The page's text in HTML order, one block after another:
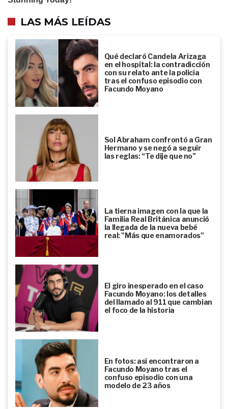
LAS MÁS LEÍDAS
Qué declaró Candela Arizaga
en el hospital: la contradicción
con su relato ante la policía
tras el confuso episodio con
Facundo Moyano
Sol Abraham confrontó a Gran
Hermano y se negó a seguir
las reglas: “Te dije que no”
La tierna imagen con la que la
Familia Real Británica anunció
la llegada de la nueva bebé
real: "Más que enamorados"
El giro inesperado en el caso
Facundo Moyano: los detalles
del llamado al 911 que cambian
el foco de la historia
En fotos: así encontraron a
Facundo Moyano tras el
confuso episodio con una
modelo de 23 años